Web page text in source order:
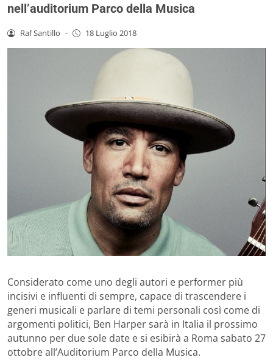
nell’auditorium Parco della Musica
Raf Santillo - 18 Luglio 2018
Considerato come uno degli autori e performer più
incisivi e influenti di sempre, capace di trascendere i
generi musicali e parlare di temi personali così come di
argomenti politici, Ben Harper sarà in Italia il prossimo
autunno per due sole date e si esibirà a Roma sabato 27
ottobre all’Auditorium Parco della Musica.